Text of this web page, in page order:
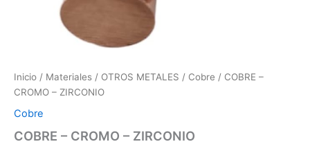
Inicio / Materiales / OTROS METALES / Cobre / COBRE –
CROMO – ZIRCONIO
Cobre
COBRE – CROMO – ZIRCONIO